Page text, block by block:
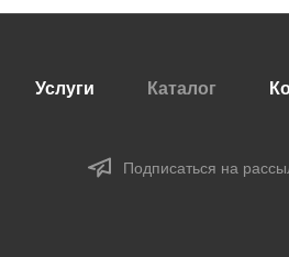
Услуги Каталог
Подписаться на